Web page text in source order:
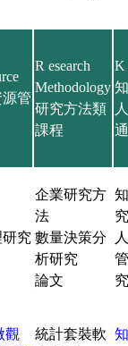
管
R esearch
Methodology
研究方法類
課程
K
究
企業研究方
法
數量決策分
析研究
論文
究
究
觀
統計套裝軟